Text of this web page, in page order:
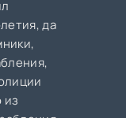
да
из